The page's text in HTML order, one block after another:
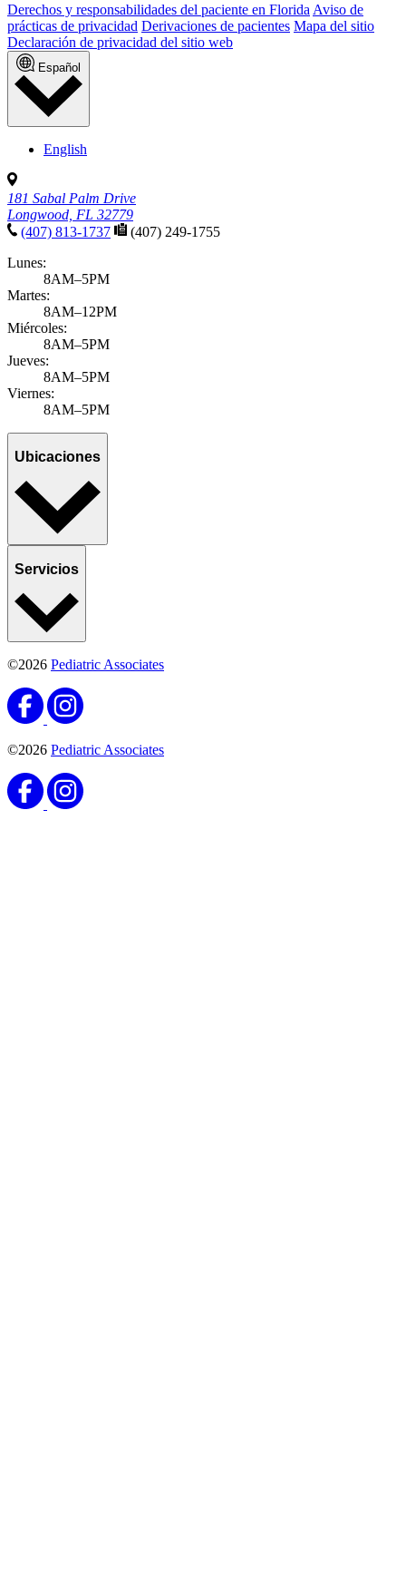
Derechos y responsabilidades del paciente en Florida Aviso de
prácticas de privacidad Derivaciones de pacientes Mapa del sitio
Declaración de privacidad del sitio web
Español
English
181 Sabal Palm Drive
Longwood, FL 32779
(407) 813-1737
(407) 249-1755
Lunes:
8AM–5PM
Martes:
8AM–12PM
Miércoles:
8AM–5PM
Jueves:
8AM–5PM
Viernes:
8AM–5PM
Ubicaciones
Servicios
©2026 Pediatric Associates
©2026 Pediatric Associates